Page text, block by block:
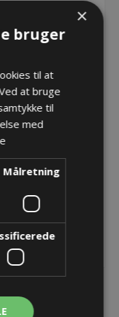
Co. KG
×
bruger
til at
at bruge
til
med
Målretning